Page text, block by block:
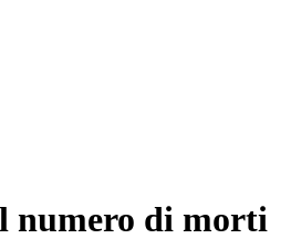
numero di morti